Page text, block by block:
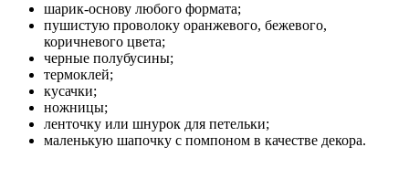
шарик-основу любого формата;
пушистую проволоку оранжевого, бежевого,
коричневого цвета;
черные полубусины;
термоклей;
кусачки;
ножницы;
ленточку или шнурок для петельки;
маленькую шапочку с помпоном в качестве декора.